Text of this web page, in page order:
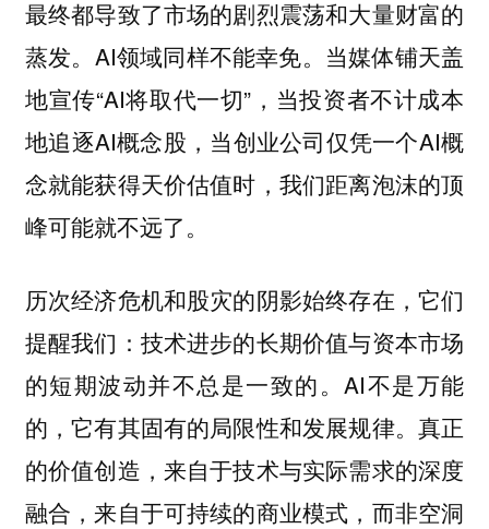
最终都导致了市场的剧烈震荡和大量财富的
蒸发。AI领域同样不能幸免。当媒体铺天盖
地宣传“AI将取代一切”，当投资者不计成本
地追逐AI概念股，当创业公司仅凭一个AI概
念就能获得天价估值时，我们距离泡沫的顶
峰可能就不远了。
历次经济危机和股灾的阴影始终存在，它们
提醒我们：技术进步的长期价值与资本市场
的短期波动并不总是一致的。AI不是万能
的，它有其固有的局限性和发展规律。真正
的价值创造，来自于技术与实际需求的深度
融合，来自于可持续的商业模式，而非空洞